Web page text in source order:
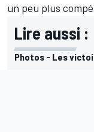
un peu plus
Lire aussi :
Photos - Les